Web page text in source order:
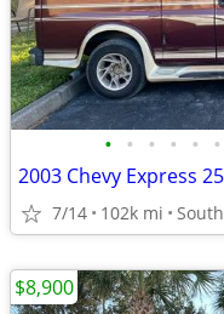
• • • • • •
2003 Chevy Express
7/14 102k mi
$8,900